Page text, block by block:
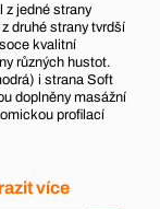
z jedné strany
druhé strany tvrdší
kvalitní
různých hustot.
i strana Soft
doplněny masážní
profilací
více